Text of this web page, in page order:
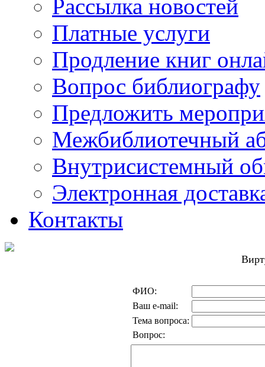
Рассылка новостей
Платные услуги
Продление книг
Вопрос библиографу
Предложить
Межбиблиотечный
Внутрисистемный
Электронная
Контакты
ФИО:
Ваш e-mail:
Тема вопроса:
Вопрос: